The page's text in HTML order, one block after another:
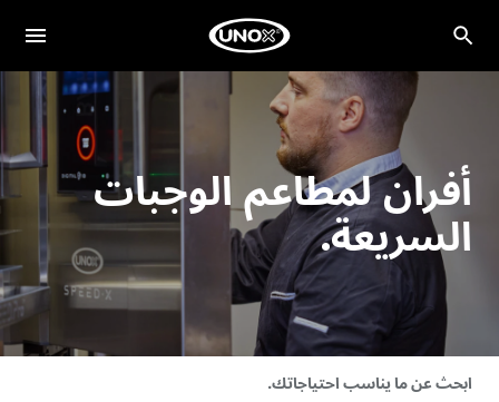
أفران لمطاعم الوجبات
السريعة.
ابحث عن ما يناسب احتياجاتك.